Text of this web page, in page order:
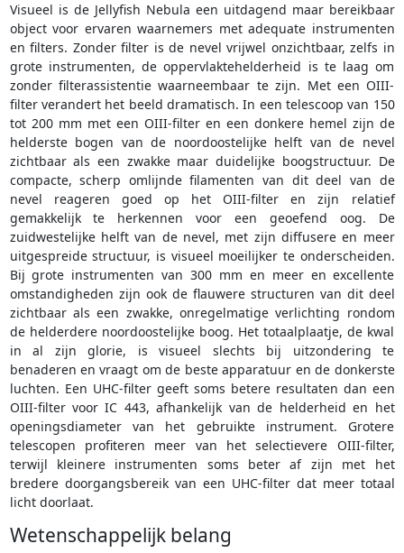
Visueel is de Jellyfish Nebula een uitdagend maar bereikbaar
object voor ervaren waarnemers met adequate instrumenten
en filters. Zonder filter is de nevel vrijwel onzichtbaar, zelfs in
grote instrumenten, de oppervlaktehelderheid is te laag om
zonder filterassistentie waarneembaar te zijn. Met een OIII-
filter verandert het beeld dramatisch. In een telescoop van 150
tot 200 mm met een OIII-filter en een donkere hemel zijn de
helderste bogen van de noordoostelijke helft van de nevel
zichtbaar als een zwakke maar duidelijke boogstructuur. De
compacte, scherp omlijnde filamenten van dit deel van de
nevel reageren goed op het OIII-filter en zijn relatief
gemakkelijk te herkennen voor een geoefend oog. De
zuidwestelijke helft van de nevel, met zijn diffusere en meer
uitgespreide structuur, is visueel moeilijker te onderscheiden.
Bij grote instrumenten van 300 mm en meer en excellente
omstandigheden zijn ook de flauwere structuren van dit deel
zichtbaar als een zwakke, onregelmatige verlichting rondom
de helderdere noordoostelijke boog. Het totaalplaatje, de kwal
in al zijn glorie, is visueel slechts bij uitzondering te
benaderen en vraagt om de beste apparatuur en de donkerste
luchten. Een UHC-filter geeft soms betere resultaten dan een
OIII-filter voor IC 443, afhankelijk van de helderheid en het
openingsdiameter van het gebruikte instrument. Grotere
telescopen profiteren meer van het selectievere OIII-filter,
terwijl kleinere instrumenten soms beter af zijn met het
bredere doorgangsbereik van een UHC-filter dat meer totaal
licht doorlaat.
Wetenschappelijk belang